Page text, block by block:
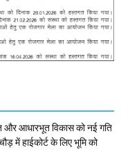
और आधारभूत विकास को नई गति
में हाईकोर्ट के लिए भूमि को